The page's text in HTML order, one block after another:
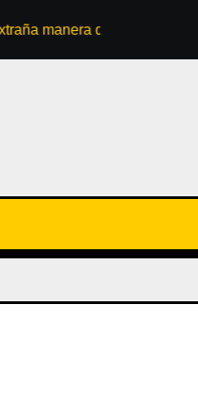
de convertirse en familia